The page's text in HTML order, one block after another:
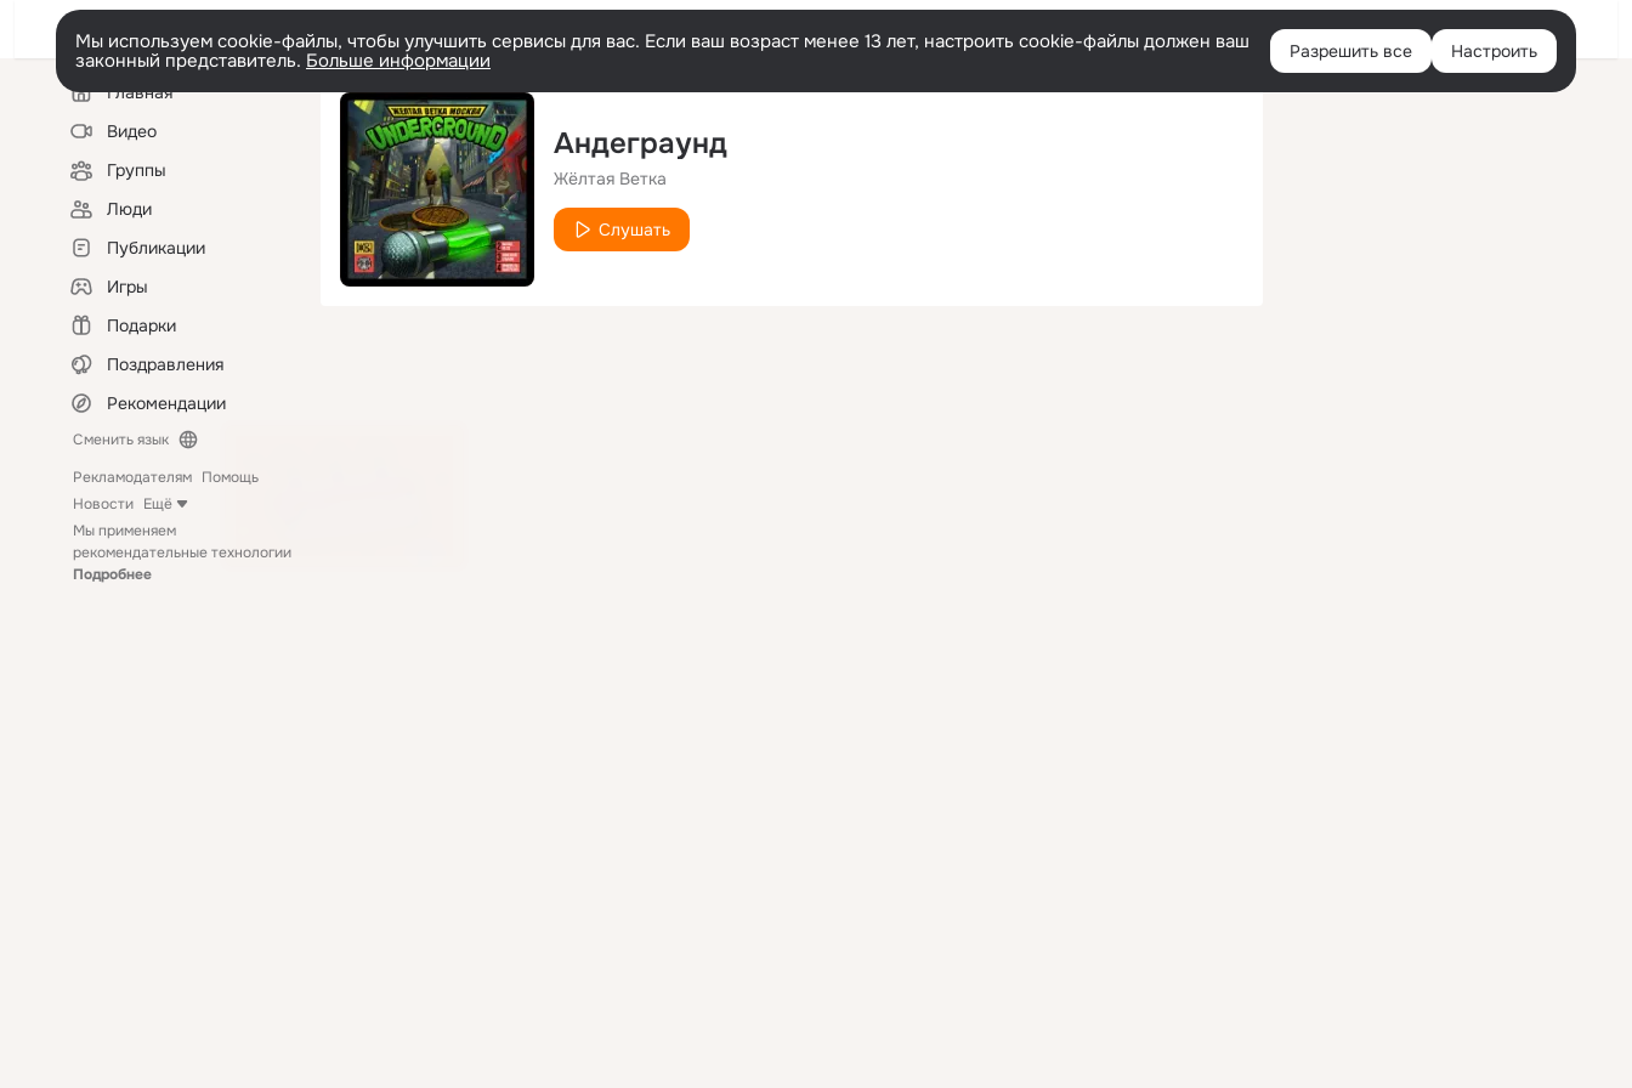
Войти
Мы используем cookie-файлы, чтобы улучшить сервисы для вас. Если ваш возраст менее 13 лет, настроить cookie-файлы должен ваш
законный представитель. Больше информации Разрешить все Настроить
Левая
колонкаГлавная
Видео
Группы
Люди
Публикации
Игры
Подарки
Поздравления
Рекомендации
Сменить язык
Рекламодателям Помощь
Новости Ещё
Мы применяем
рекомендательные технологии
Подробнее
Андеграунд
Жёлтая Ветка
Слушать